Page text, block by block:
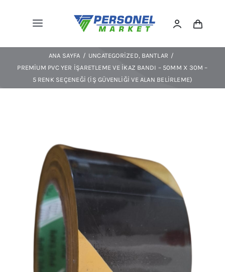
Toggle
Navigation
Kıyafetler
Ayakkabılar
Spor/outdoor
Trafik/levha
ANA SAYFA UNCATEGORIZED BANTLAR
PREMIUM PVC YER İŞARETLEME VE İKAZ BANDI – 50MM X 30M –
5 RENK SEÇENEĞI (İŞ GÜVENLIĞI VE ALAN BELIRLEME)